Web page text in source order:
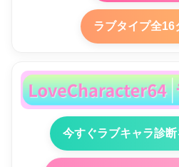
ラブタイプ全16
今すぐラブキャラ診断